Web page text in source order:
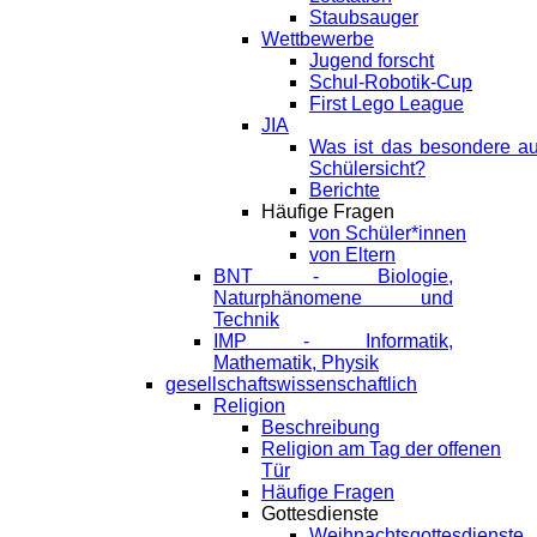
Staubsauger
Wettbewerbe
Jugend forscht
Schul-Robotik-Cup
First Lego League
JIA
Was ist das besondere
Schülersicht?
Berichte
Häufige Fragen
von Schüler*innen
von Eltern
BNT - Biologie,
Naturphänomene und
Technik
IMP - Informatik,
Mathematik, Physik
gesellschaftswissenschaftlich
Religion
Beschreibung
Religion am Tag der offenen
Tür
Häufige Fragen
Gottesdienste